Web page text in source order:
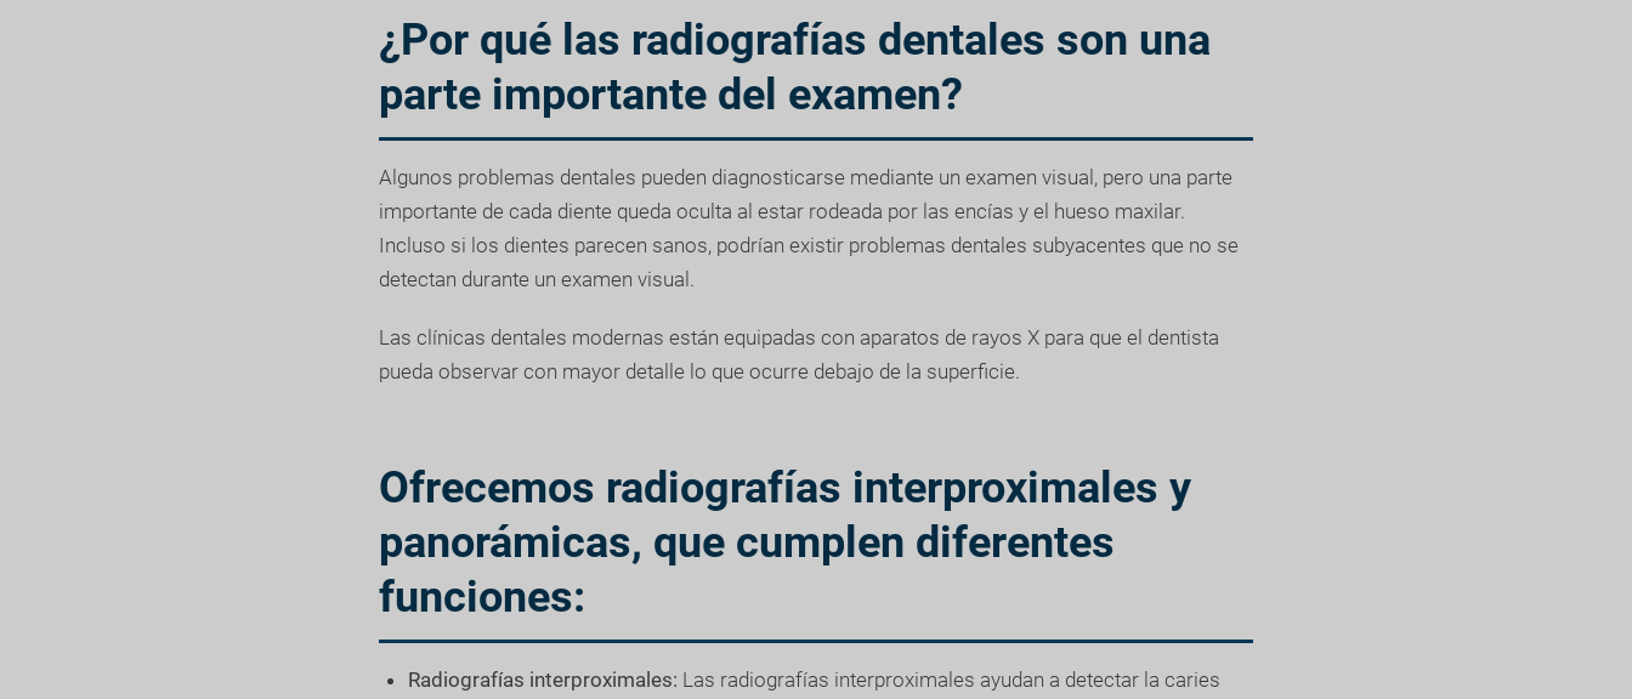
¿Por qué las radiografías dentales son una
parte importante del examen?
Algunos problemas dentales pueden diagnosticarse mediante un examen visual, pero una parte
importante de cada diente queda oculta al estar rodeada por las encías y el hueso maxilar.
Incluso si los dientes parecen sanos, podrían existir problemas dentales subyacentes que no se
detectan durante un examen visual.
Las clínicas dentales modernas están equipadas con aparatos de rayos X para que el dentista
pueda observar con mayor detalle lo que ocurre debajo de la superficie.
Ofrecemos radiografías interproximales y
panorámicas, que cumplen diferentes
funciones:
Radiografías interproximales: Las radiografías interproximales ayudan a detectar la caries